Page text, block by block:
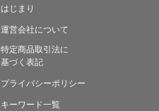
はじまり
運営会社について
特定商品取引法に
基づく表記
プライバシーポリシー
キーワード一覧